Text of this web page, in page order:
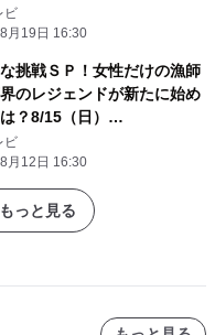
BACKSTAGE（バックステ
ビ
月19日 16:30
挑戦ＳＰ！女性だけの漁師
のレジェンドが新たに始め
？8/15（日）
（バックステージ）
ビ
月12日 16:30
っと見る